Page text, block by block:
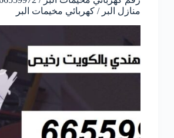
منازل البر / كهربائي مخيمات البر